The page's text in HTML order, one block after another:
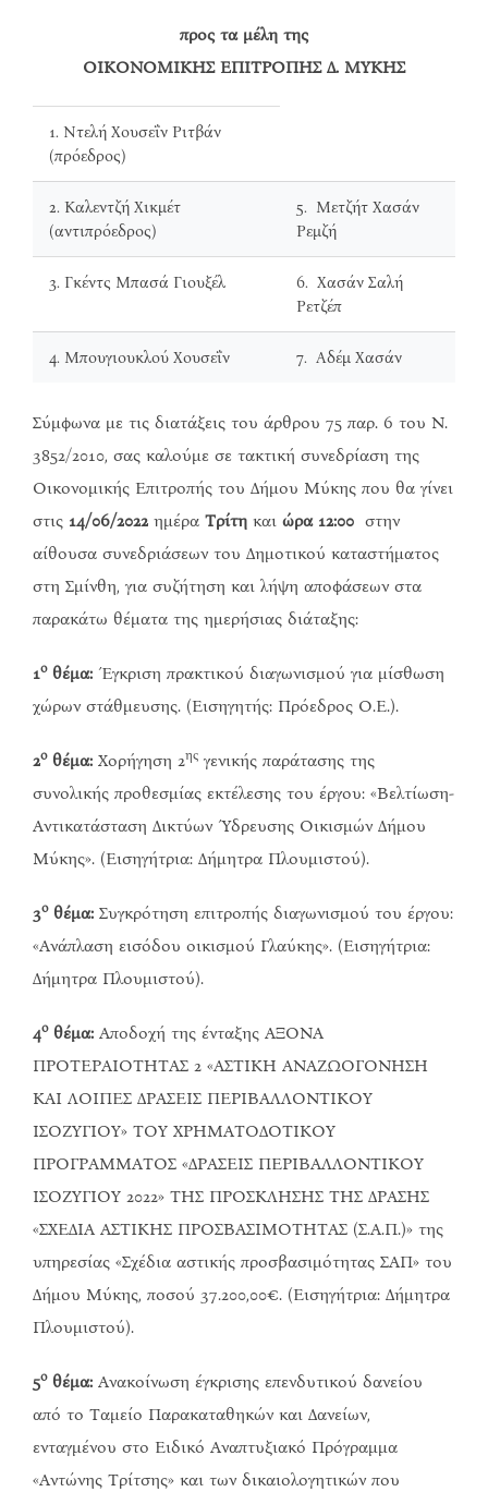
προς τα μέλη της
ΟΙΚΟΝΟΜΙΚΗΣ ΕΠΙΤΡΟΠΗΣ Δ. ΜΥΚΗΣ
1. Ντελή Χουσεΐν Ριτβάν
(πρόεδρος)
2. Καλεντζή Χικμέτ
(αντιπρόεδρος)
5. Μετζήτ Χασάν
Ρεμζή
3. Γκέντς Μπασά Γιουξέλ
6. Χασάν Σαλή
Ρετζέπ
4. Μπουγιουκλού Χουσεΐν 7. Αδέμ Χασάν
Σύμφωνα με τις διατάξεις του άρθρου 75 παρ. 6 του Ν.
3852/2010, σας καλούμε σε τακτική συνεδρίαση της
Οικονομικής Επιτροπής του Δήμου Μύκης που θα γίνει
στις 14/06/2022 ημέρα Τρίτη και ώρα 12:00 στην
αίθουσα συνεδριάσεων του Δημοτικού καταστήματος
στη Σμίνθη, για συζήτηση και λήψη αποφάσεων στα
παρακάτω θέματα της ημερήσιας διάταξης:
1οθέμα: Έγκριση πρακτικού διαγωνισμού για μίσθωση
χώρων στάθμευσης. (Εισηγητής: Πρόεδρος Ο.Ε.).
2οθέμα: Χορήγηση 2ης γενικής παράτασης της
συνολικής προθεσμίας εκτέλεσης του έργου: «Βελτίωση-
Αντικατάσταση Δικτύων Ύδρευσης Οικισμών Δήμου
Μύκης». (Εισηγήτρια: Δήμητρα Πλουμιστού).
3οθέμα: Συγκρότηση επιτροπής διαγωνισμού του έργου:
«Ανάπλαση εισόδου οικισμού Γλαύκης». (Εισηγήτρια:
Δήμητρα Πλουμιστού).
4οθέμα: Αποδοχή της ένταξης ΑΞΟΝΑ
ΠΡΟΤΕΡΑΙΟΤΗΤΑΣ 2 «ΑΣΤΙΚΗ ΑΝΑΖΩΟΓΟΝΗΣΗ
ΚΑΙ ΛΟΙΠΕΣ ΔΡΑΣΕΙΣ ΠΕΡΙΒΑΛΛΟΝΤΙΚΟΥ
ΙΣΟΖΥΓΙΟΥ» ΤΟΥ ΧΡΗΜΑΤΟΔΟΤΙΚΟΥ
ΠΡΟΓΡΑΜΜΑΤΟΣ «ΔΡΑΣΕΙΣ ΠΕΡΙΒΑΛΛΟΝΤΙΚΟΥ
ΙΣΟΖΥΓΙΟΥ 2022» ΤΗΣ ΠΡΟΣΚΛΗΣΗΣ ΤΗΣ ΔΡΑΣΗΣ
«ΣΧΕΔΙΑ ΑΣΤΙΚΗΣ ΠΡΟΣΒΑΣΙΜΟΤΗΤΑΣ (Σ.Α.Π.)» της
υπηρεσίας «Σχέδια αστικής προσβασιμότητας ΣΑΠ» του
Δήμου Μύκης, ποσού 37.200,00€. (Εισηγήτρια: Δήμητρα
Πλουμιστού).
5οθέμα: Ανακοίνωση έγκρισης επενδυτικού δανείου
από το Ταμείο Παρακαταθηκών και Δανείων,
ενταγμένου στο Ειδικό Αναπτυξιακό Πρόγραμμα
«Αντώνης Τρίτσης» και των δικαιολογητικών που